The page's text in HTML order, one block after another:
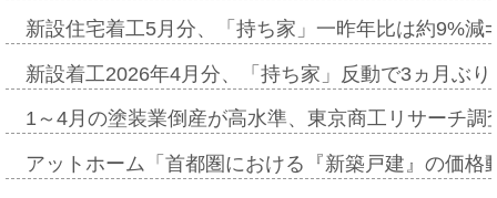
新設住宅着工5月分、「持ち家」一昨年比は約9%
新設着工2026年4月分、「持ち家」反動で3ヵ月ぶ
1～4月の塗装業倒産が高水準、東京商工リサーチ
アットホーム「首都圏における『新築戸建』の価